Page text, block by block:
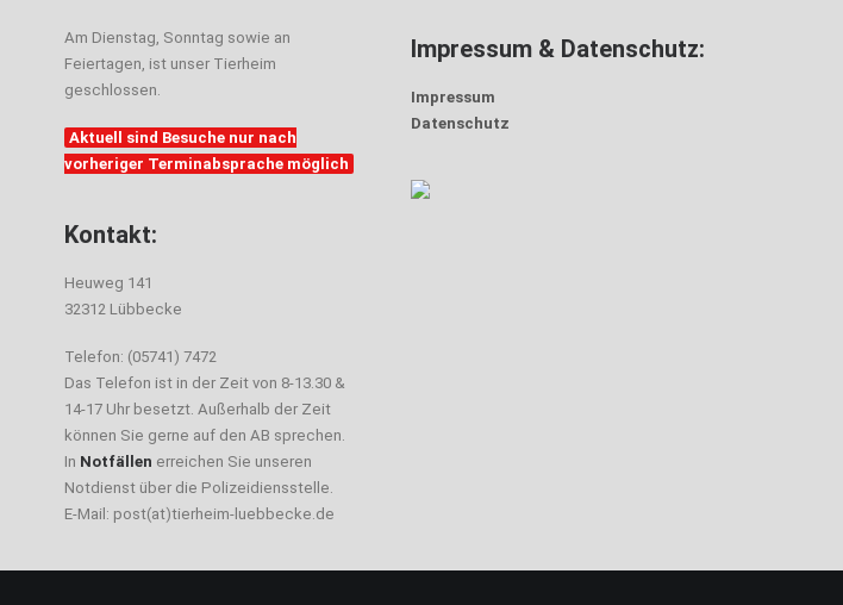
Am Dienstag, Sonntag sowie an
Feiertagen, ist unser Tierheim
geschlossen.
Aktuell sind Besuche nur nach
vorheriger Terminabsprache möglich
Kontakt:
Heuweg 141
32312 Lübbecke
Telefon: (05741) 7472
Das Telefon ist in der Zeit von 8-13.30 &
14-17 Uhr besetzt. Außerhalb der Zeit
können Sie gerne auf den AB sprechen.
In Notfällen erreichen Sie unseren
Notdienst über die Polizeidiensstelle.
E-Mail: post(at)tierheim-luebbecke.de
Impressum & Datenschutz:
Impressum
Datenschutz